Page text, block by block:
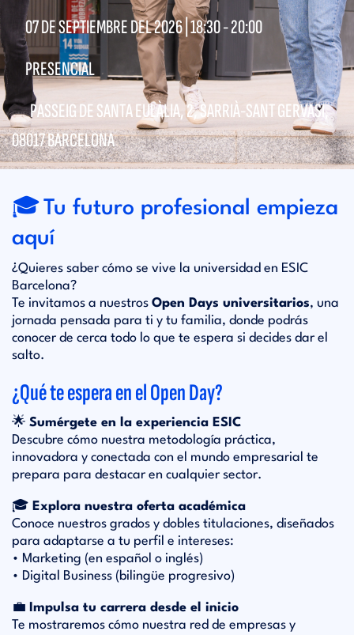
07 DE SEPTIEMBRE DEL 2026 |18:30-20:00
PRESENCIAL
PASSEIG DE SANTA EULÀLIA, 2, SARRIÀ-SANT GERVASI,
08017 BARCELONA
🎓 Tu futuro profesional empieza
aquí
¿Quieres saber cómo se vive la universidad en ESIC
Barcelona?
Te invitamos a nuestros Open Days universitarios, una
jornada pensada para ti y tu familia, donde podrás
conocer de cerca todo lo que te espera si decides dar el
salto.
¿Qué te espera en el Open Day?
🌟 Sumérgete en la experiencia ESIC
Descubre cómo nuestra metodología práctica,
innovadora y conectada con el mundo empresarial te
prepara para destacar en cualquier sector.
🎓 Explora nuestra oferta académica
Conoce nuestros grados y dobles titulaciones, diseñados
para adaptarse a tu perfil e intereses:
• Marketing (en español o inglés)
• Digital Business (bilingüe progresivo)
💼 Impulsa tu carrera desde el inicio
Te mostraremos cómo nuestra red de empresas y